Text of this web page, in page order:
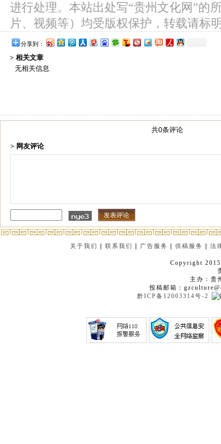
进行处理。本站出处写“贵州文化网”的
片、视频等）均受版权保护，转载请标
分享到：
> 相关文章
无相关信息
共0条评论
> 网友评论
关于我们 |联系我们 广告服务 |供稿服务 |法
Copyright
主办：贵
投稿邮箱：
黔ICP备12003314号-2